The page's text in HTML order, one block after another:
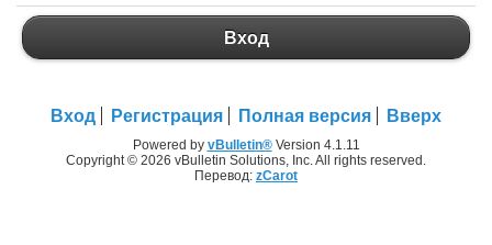
Вход
Вход Регистрация Полная версия Вверх
Powered by vBulletin®Version 4.1.11
Copyright © 2026 vBulletin Solutions, Inc. All rights reserved.
Перевод: zCarot